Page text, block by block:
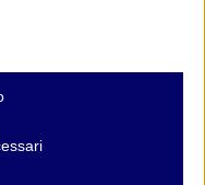
funzioni di base e sono
secondo il GDPR.